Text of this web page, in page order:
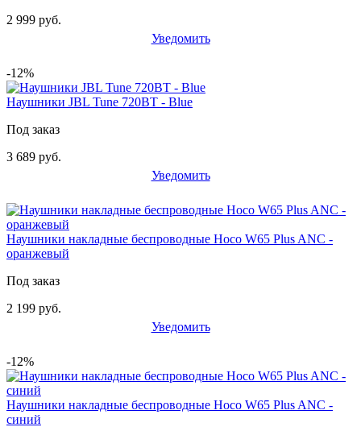
2 999 руб.
Уведомить
-12%
Наушники JBL Tune 720BT - Blue
Под заказ
3 689 руб.
Уведомить
Наушники накладные беспроводные Hoco W65 Plus ANC -
оранжевый
Под заказ
2 199 руб.
Уведомить
-12%
Наушники накладные беспроводные Hoco W65 Plus ANC -
синий